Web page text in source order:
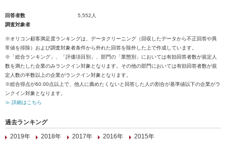
回答者数
5,552人
調査対象者
※オリコン顧客満足度ランキングは、データクリーニング（回収したデータから不正回答や異
常値を排除）および調査対象者条件から外れた回答を除外した上で作成しています。
※「総合ランキング」、「評価項目別」、部門の「業態別」においては有効回答者数が規定人
数を満たした企業のみランクイン対象となります。その他の部門においては有効回答者数が規
定人数の半数以上の企業がランクイン対象となります。
※総合得点が60.00点以上で、他人に薦めたくないと回答した人の割合が基準値以下の企業がラ
ンクイン対象となります。
≫ 詳細はこちら
過去ランキング
2019年
2018年 2017年 2016年 2015年